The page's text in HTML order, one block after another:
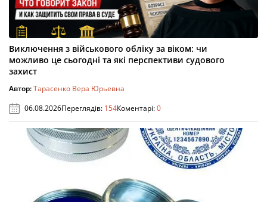
Виключення з військового обліку за віком: чи
можливо це сьогодні та які перспективи судового
захист
Автор:Тарасенко Вера Юрьевна
06.08.2026Переглядів: 154Коментарі:0